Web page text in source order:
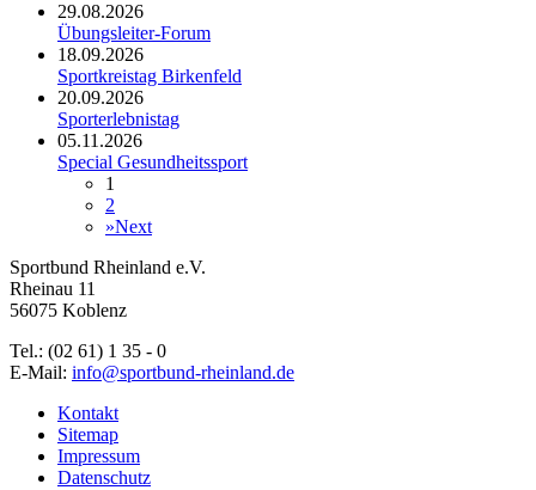
29.08.2026
Übungsleiter-Forum
18.09.2026
Sportkreistag Birkenfeld
20.09.2026
Sporterlebnistag
05.11.2026
Special Gesundheitssport
1
2
»Next
Sportbund Rheinland e.V.
Rheinau 11
56075 Koblenz
Tel.: (02 61) 1 35 - 0
E-Mail: info@sportbund-rheinland.de
Kontakt
Sitemap
Impressum
Datenschutz